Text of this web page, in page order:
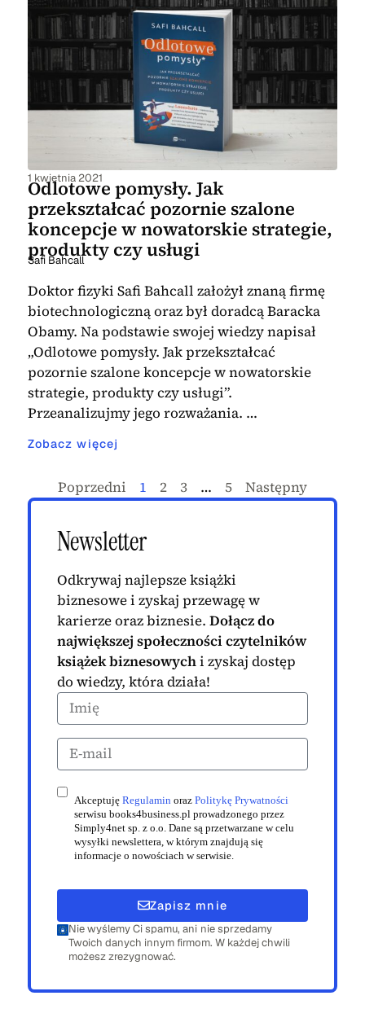
1 kwietnia 2021
Odlotowe pomysły. Jak
przekształcać pozornie szalone
koncepcje w nowatorskie strategie,
produkty czy usługi
Safi Bahcall
Doktor fizyki Safi Bahcall założył znaną firmę
biotechnologiczną oraz był doradcą Baracka
Obamy. Na podstawie swojej wiedzy napisał
„Odlotowe pomysły. Jak przekształcać
pozornie szalone koncepcje w nowatorskie
strategie, produkty czy usługi”.
Przeanalizujmy jego rozważania. …
Zobacz więcej
Poprzedni 1 2 3 … 5 Następny
Newsletter
Odkrywaj najlepsze książki
biznesowe i zyskaj przewagę w
karierze oraz biznesie. Dołącz do
największej społeczności czytelników
książek biznesowychi zyskaj dostęp
do wiedzy, która działa!
Akceptuję Regulamin oraz Politykę Prywatności
serwisu books4business.pl prowadzonego przez
Simply4net sp. z o.o. Dane są przetwarzane w celu
wysyłki newslettera, w którym znajdują się
informacje o nowościach w serwisie.
Zapisz mnie
Nie wyślemy Ci spamu, ani nie sprzedamy
Twoich danych innym firmom. W każdej chwili
możesz zrezygnować.